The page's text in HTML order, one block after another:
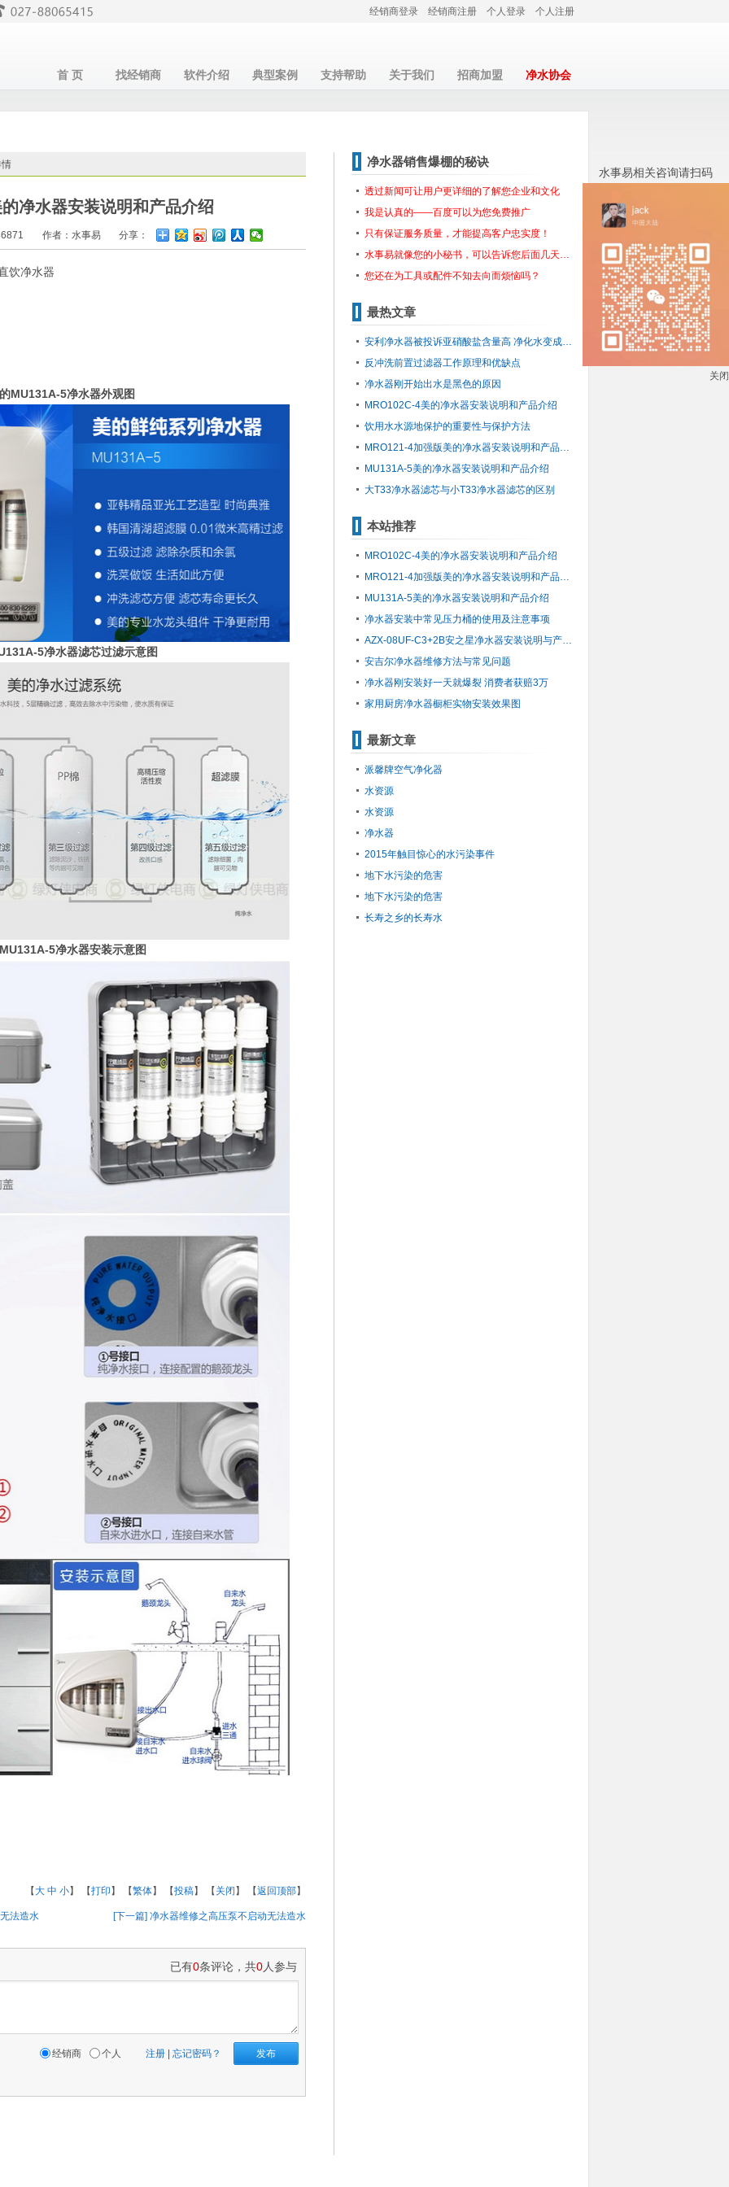
经销商登录 经销商注册 个人登录 个人注册
首 页 找经销商 软件介绍 典型案例 支持帮助 关于我们 招商加盟 净水协会
净水器安装说明和产品介绍
分享：
作者：水事易
饮净水器
MU131A-5净水器外观图
5净水器滤芯过滤示意图
5净水器安装示意图
【大 中 小】 【打印 】 【繁体】 【投稿】 【 关闭 】 【返回顶部】
[下一篇] 净水器维修之高压泵不启动无法造水
法造水
已有0条评论，共0人参与
发布
经销商 个人 注册 忘记密码？
净水器销售爆棚的秘诀
透过新闻可让用户更详细的了解您企业和文化
我是认真的——百度可以为您免费推广
只有保证服务质量，才能提高客户忠实度！
水事易就像您的小秘书，可以告诉您后面几天的工作安排！
您还在为工具或配件不知去向而烦恼吗？
最热文章
安利净水器被投诉亚硝酸盐含量高 净化水变成污染水
反冲洗前置过滤器工作原理和优缺点
净水器刚开始出水是黑色的原因
MRO102C-4美的净水器安装说明和产品介绍
饮用水水源地保护的重要性与保护方法
MRO121-4加强版美的净水器安装说明和产品介绍
MU131A-5美的净水器安装说明和产品介绍
大T33净水器滤芯与小T33净水器滤芯的区别
本站推荐
MRO102C-4美的净水器安装说明和产品介绍
MRO121-4加强版美的净水器安装说明和产品介绍
MU131A-5美的净水器安装说明和产品介绍
净水器安装中常见压力桶的使用及注意事项
AZX-08UF-C3+2B安之星净水器安装说明与产品介绍
安吉尔净水器维修方法与常见问题
净水器刚安装好一天就爆裂 消费者获赔3万
家用厨房净水器橱柜实物安装效果图
最新文章
派馨牌空气净化器
水资源
水资源
净水器
2015年触目惊心的水污染事件
地下水污染的危害
地下水污染的危害
长寿之乡的长寿水
水事易相关咨询请扫码
关闭